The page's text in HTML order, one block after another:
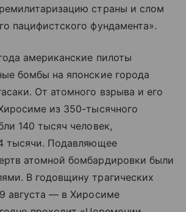
страны и слом
пацифистского фундамента».
американские пилоты
бомбы на японские города
От атомного взрыва и его
из 350-тысячного
140 тысяч человек,
тысячи. Подавляющее
атомной бомбардировки были
В годовщину трагических
августа — в Хиросиме